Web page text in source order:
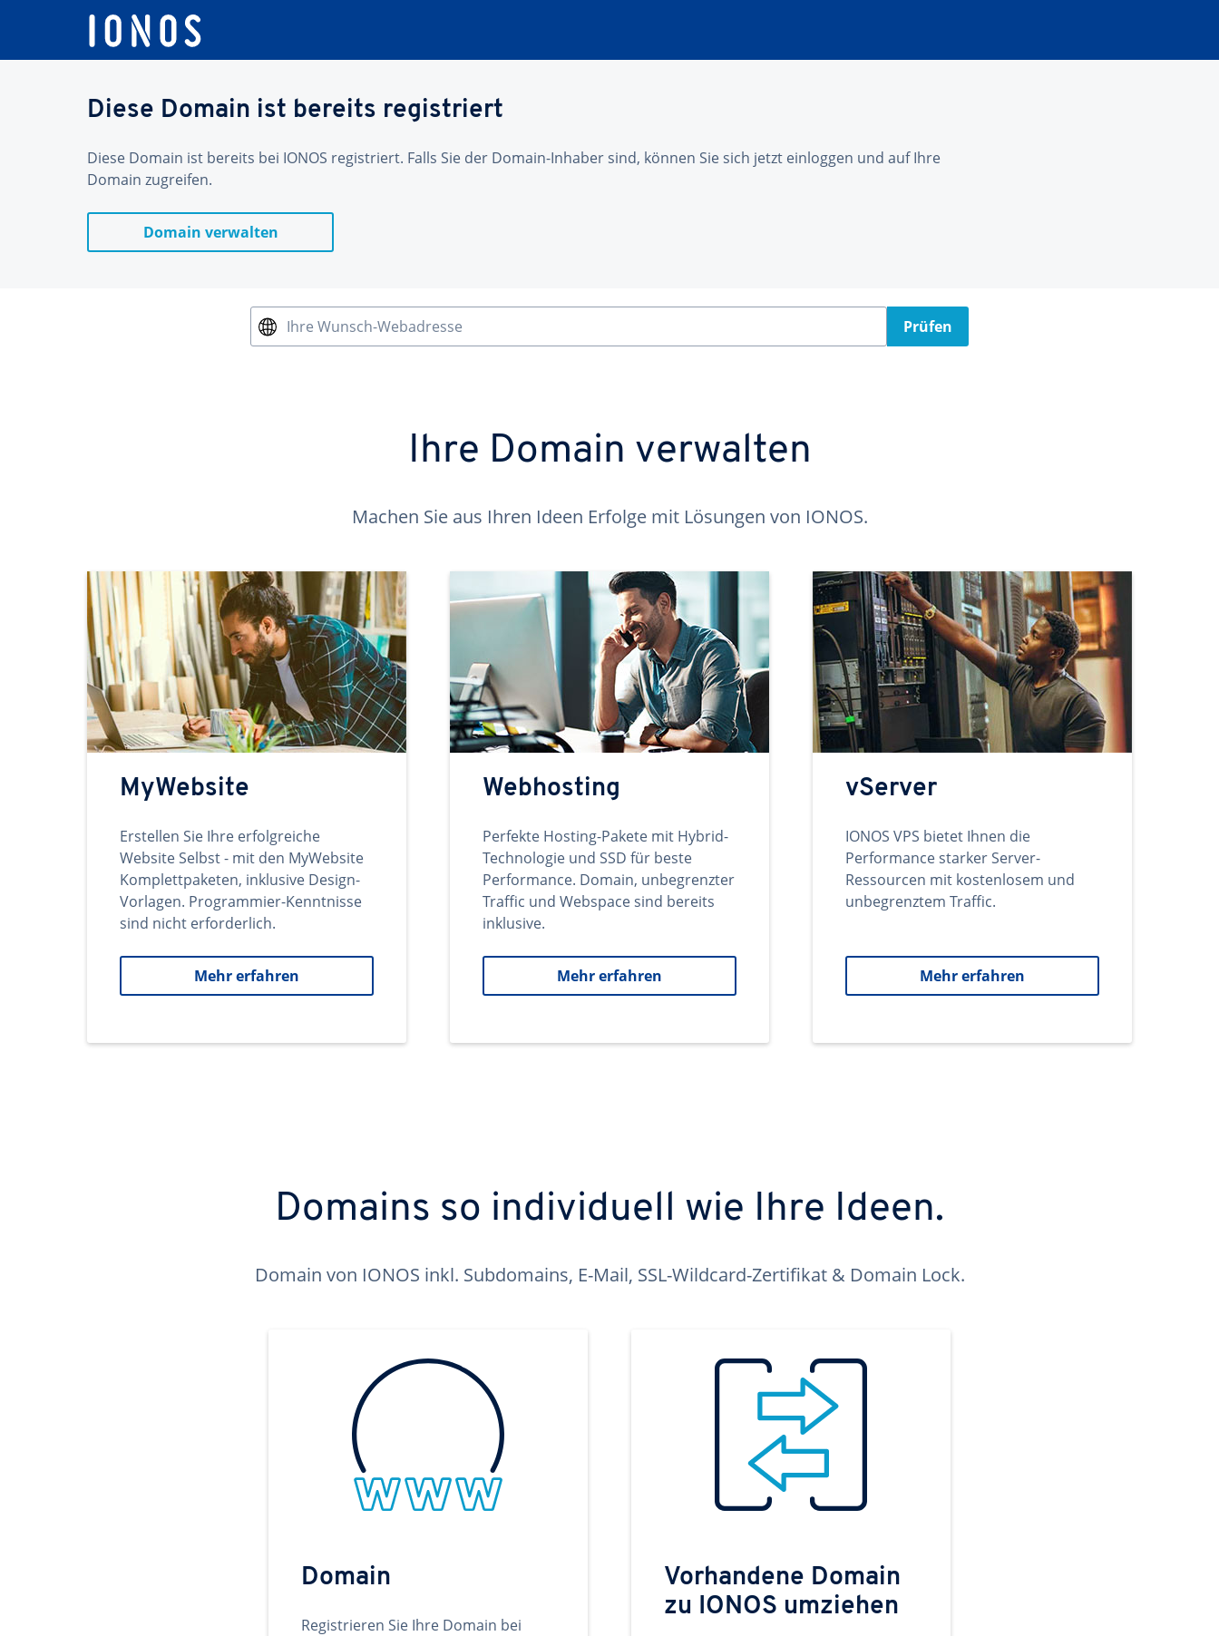
Diese Domain ist bereits registriert
Diese Domain ist bereits bei IONOS registriert. Falls Sie der Domain-Inhaber sind, können Sie sich jetzt einloggen und auf Ihre
Domain zugreifen.
Domain verwalten
Ihre Wunsch-Webadresse Prüfen
Ihre Domain verwalten
Machen Sie aus Ihren Ideen Erfolge mit Lösungen von IONOS.
MyWebsite
Erstellen Sie Ihre erfolgreiche
Website Selbst - mit den MyWebsite
Komplettpaketen, inklusive Design-
Vorlagen. Programmier-Kenntnisse
sind nicht erforderlich.
Mehr erfahren
Webhosting
Perfekte Hosting-Pakete mit Hybrid-
Technologie und SSD für beste
Performance. Domain, unbegrenzter
Traffic und Webspace sind bereits
inklusive.
Mehr erfahren
vServer
IONOS VPS bietet Ihnen die
Performance starker Server-
Ressourcen mit kostenlosem und
unbegrenztem Traffic.
Mehr erfahren
Domains so individuell wie Ihre Ideen.
Domain von IONOS inkl. Subdomains, E-Mail, SSL-Wildcard-Zertifikat & Domain Lock.
Domain
Registrieren Sie Ihre Domain bei
Vorhandene Domain
zu IONOS umziehen